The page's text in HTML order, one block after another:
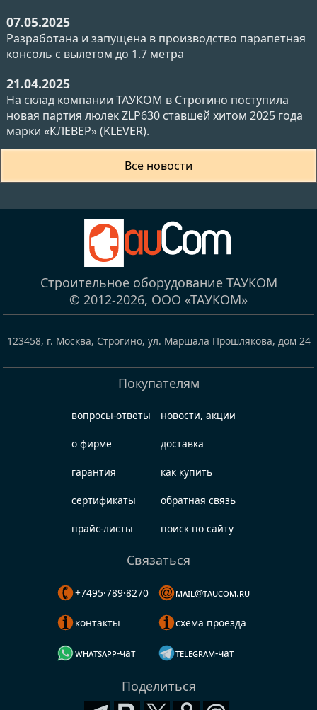
07.05.2025
Разработана и запущена в производство парапетная
консоль с вылетом до 1.7 метра
21.04.2025
На склад компании ТАУКОМ в Строгино поступила
новая партия люлек ZLP630 ставшей хитом 2025 года
марки «КЛЕВЕР» (KLEVER).
Все новости
Строительное оборудование ТАУКОМ
© 2012-2026, ООО «ТАУКОМ»
123458, г. Москва, Строгино, ул. Маршала Прошлякова, дом 24
Покупателям
вопросы-ответы
о фирме
гарантия
сертификаты
прайс-листы
новости, акции
доставка
как купить
обратная связь
поиск по сайту
Связаться
+7495·789·8270
контакты
whatsapp-чат
mail@taucom.ru
схема проезда
telegram-чат
Поделиться